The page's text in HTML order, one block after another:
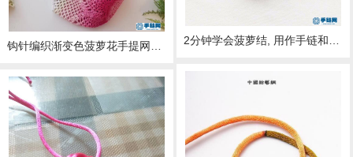
2分钟学会菠萝结, 用作手链和挂饰的配件, 菜鸟也能轻松上手
钩针编织渐变色菠萝花手提网兜包，美丽又实用